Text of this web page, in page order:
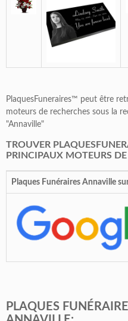
PlaquesFuneraires™ peut être
moteurs de recherches sous la
"Annaville"
TROUVER
PRINCIPAUX MOTEURS DE
Plaques Funéraires Annaville
PLAQUES